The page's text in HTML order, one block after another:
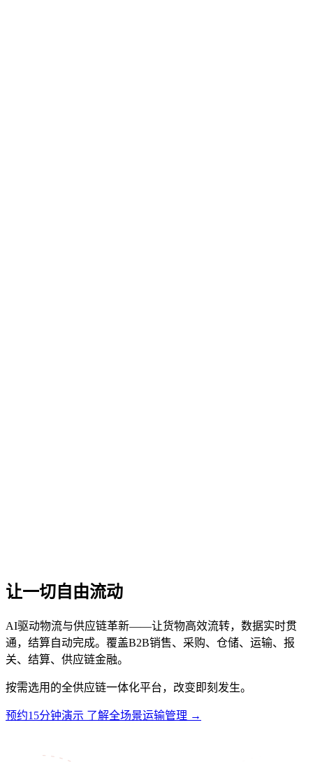
让一切自由流动
AI驱动物流与供应链革新——让货物高效流转，数据实时贯
通，结算自动完成。覆盖B2B销售、采购、仓储、运输、报
关、结算、供应链金融。
按需选用的全供应链一体化平台，改变即刻发生。
预约15分钟演示 了解全场景运输管理 →